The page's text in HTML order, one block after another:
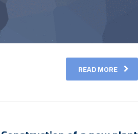
READ MORE